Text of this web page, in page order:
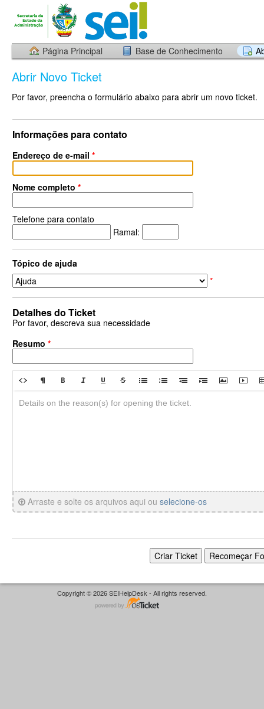
Página Principal Base de Conhecimento
Abrir Novo Ticket
Por favor, preencha o formulário abaixo para abrir um novo ticket.
Informações para contato
Endereço de e-mail *
Nome completo *
Telefone para contato
Ramal:
Tópico de ajuda
*
Detalhes do Ticket
Por favor, descreva sua necessidade
Resumo *
Arraste e solte os arquivos aqui ou selecione-os
Copyright © 2026 SEIHelpDesk - All rights reserved.